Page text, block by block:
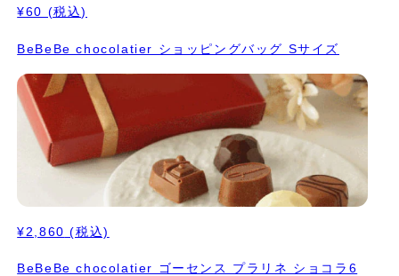
¥60 (税込)
BeBeBe chocolatier ショッピングバッグ Sサイズ
¥2,860 (税込)
BeBeBe chocolatier ゴーセンス プラリネ ショコラ6